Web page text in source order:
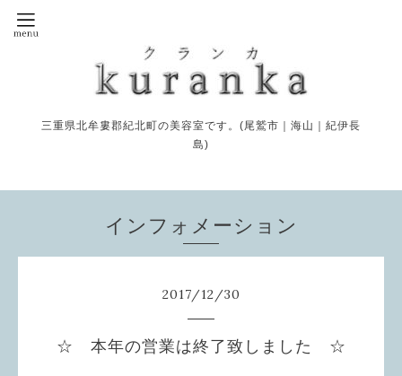
三重県北牟婁郡紀北町の美容室です。(尾鷲市｜海山｜紀伊長
島)
インフォメーション
2017/12/30
☆ 本年の営業は終了致しました ☆